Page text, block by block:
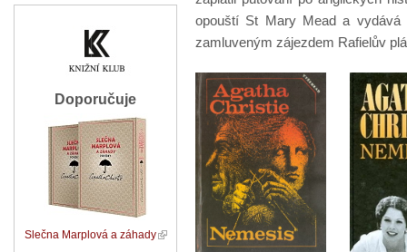
opouští St Mary Mead a
zamluveným zájezdem Rafielův
Doporučuje
Slečna Marplová a záhady